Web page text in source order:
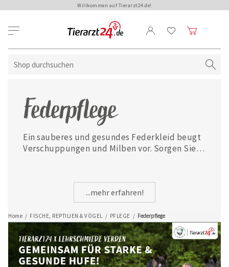
Willkommen auf Tierarzt24.de!
Home / FISCHE, REPTILIEN & VÖGEL / PFLEGE / Federpflege
Federpflege
Ein sauberes und gesundes Federkleid beugt
Verschuppungen und Milben vor. Sorgen Sie
Federn Ihres Vogels.
...mehr erfahren!